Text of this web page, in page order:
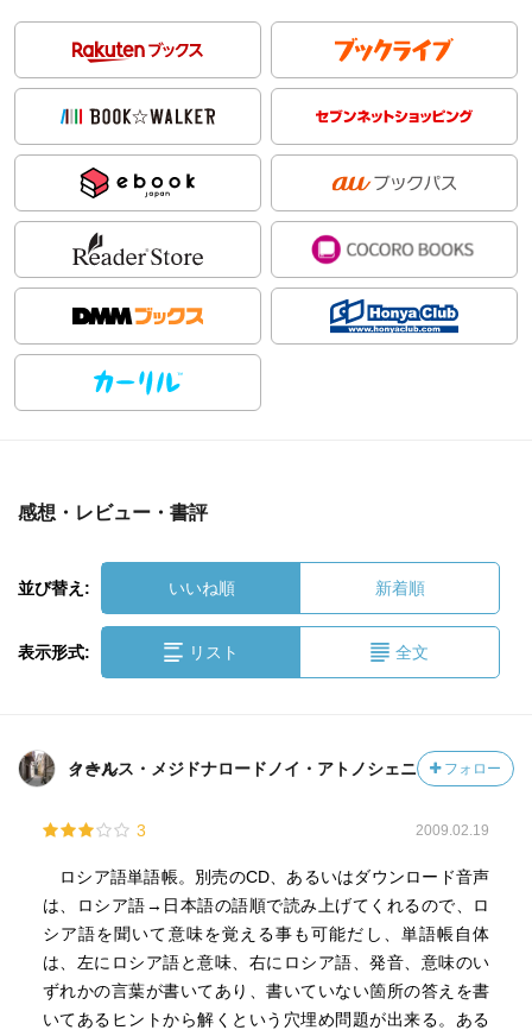
感想・レビュー・書評
並び替え: いいね順 新着順
表示形式: リスト 全文
クールス・メジドナロードノイ・アトノシェニィさん フォロー
3 2009.02.19
ロシア語単語帳。別売のCD、あるいはダウンロード音声
は、ロシア語→日本語の語順で読み上げてくれるので、ロ
シア語を聞いて意味を覚える事も可能だし、単語帳自体
は、左にロシア語と意味、右にロシア語、発音、意味のい
ずれかの言葉が書いてあり、書いていない箇所の答えを書
いてあるヒントから解くという穴埋め問題が出来る。ある